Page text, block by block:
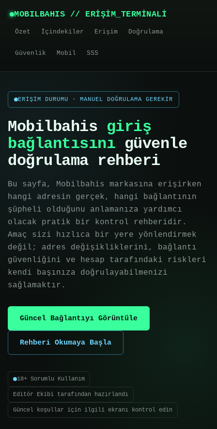
MOBILBAHIS // ERİŞİM_TERMİNALİ
Özet İçindekiler Erişim Doğrulama
Güvenlik Mobil SSS
ERİŞİM DURUMU · MANUEL DOĞRULAMA GEREKİR
Mobilbahis giriş
bağlantısını güvenle
doğrulama rehberi
Bu sayfa, Mobilbahis markasına erişirken
hangi adresin gerçek, hangi bağlantının
şüpheli olduğunu anlamanıza yardımcı
olacak pratik bir kontrol rehberidir.
Amaç sizi hızlıca bir yere yönlendirmek
değil; adres değişikliklerini, bağlantı
güvenliğini ve hesap tarafındaki riskleri
kendi başınıza doğrulayabilmenizi
sağlamaktır.
Güncel Bağlantıyı Görüntüle
Rehberi Okumaya Başla
18+ Sorumlu Kullanım
Editör Ekibi tarafından hazırlandı
Güncel koşullar için ilgili ekranı kontrol edin